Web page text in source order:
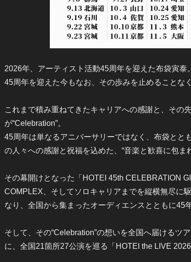
2026年、アーティスト活動45周年を迎えた布袋寅泰。
45周年を迎えた今もなお、その歩みを止めることな
これまで積み重ねてきたキャリアへの感謝と、その
が“Celebration”。
45周年は単なるアニバーサリーではなく、布袋とと
の人々への感謝と祝福を込めた、“音楽と歓喜に包ま
その幕開けとなった「HOTEI 45th CELEBRATION
COMPLEX、そしてソロキャリアまでを縦横無尽に
なり、全国から集まったオーディエンスとともに45
そして、その“Celebration”の想いを全国へ届けるツ
に、全国21箇所27公演を巡る「HOTEI the LIVE